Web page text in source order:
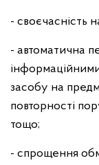
- своєчасність
- автоматична
засобу на
повторності
тощо;
- спрощення